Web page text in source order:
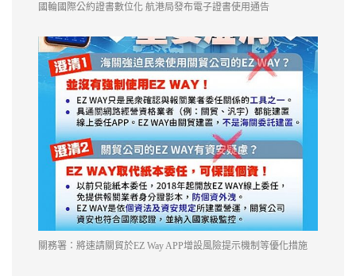
國輪國際公約證書數位化 航港局發布電子證書使用通告
關務署：將速請關貿於EZ Way APP增設風險提示機制等優化措施